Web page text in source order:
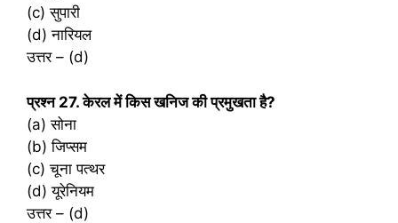
(c) सुपारी
(d) नारियल
उत्तर – (d)
प्रश्‍न 27. केरल में किस खनिज की प्रमुखता है?
(a) सोना
(b) जिप्सम
(c) चूना पत्थर
(d) यूरेनियम
उत्तर – (d)